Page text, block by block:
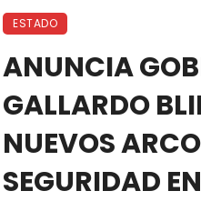
ESTADO
ANUNCIA
GALLARDO
NUEVOS
SEGURIDAD